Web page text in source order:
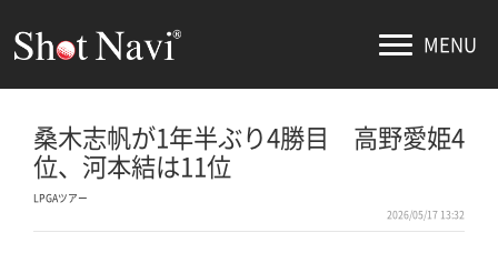
MENU
桑木志帆が1年半ぶり4勝目 高野愛姫4
位、河本結は11位
LPGAツアー
2026/05/17 13:32